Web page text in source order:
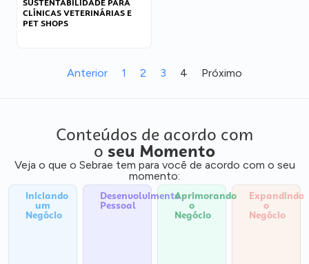
SUSTENTABILIDADE PARA
CLÍNICAS VETERINÁRIAS E
PET SHOPS
Anterior 1 2 3 4 Próximo
Conteúdos de acordo com
o seu Momento
Veja o que o Sebrae tem para você de acordo com o seu
momento:
Iniciando
um
Negócio
Desenvolvimento
Pessoal
Aprimorando
o
Negócio
Expandindo
o
Negócio